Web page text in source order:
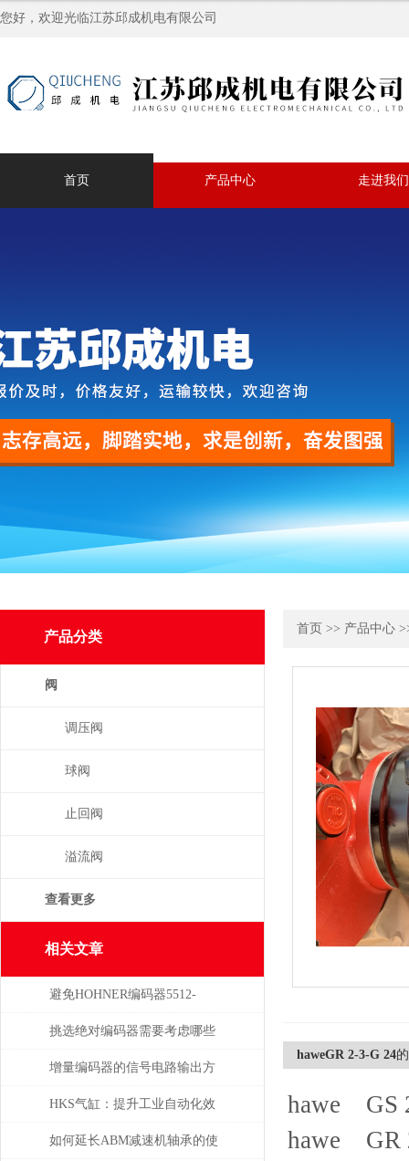
您好，欢迎光临江苏邱成机电有限公司
首页 产品中心 走进我们
产品分类
阀
调压阀
球阀
止回阀
溢流阀
查看更多
相关文章
避免HOHNER编码器5512-
05FR-0800损坏的5个常见操作
误区
挑选绝对编码器需要考虑哪些
问题
增量编码器的信号电路输出方
式
HKS气缸：提升工业自动化效
率的关键组件
如何延长ABM减速机轴承的使
首页 >> 产品中心
haweGR 2-3-G 24
hawe GS
hawe GR